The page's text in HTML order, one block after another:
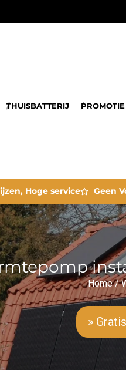
THUISBATTERIJ PROMOTIE
Hoge service Geen
Home/
»